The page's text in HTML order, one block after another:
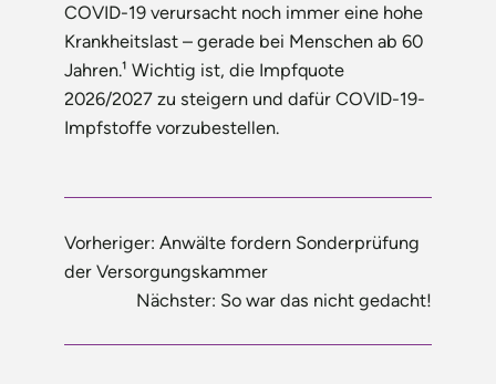
COVID-19 verursacht noch immer eine hohe
Krankheitslast – gerade bei Menschen ab 60
Jahren.¹ Wichtig ist, die Impfquote
2026/2027 zu steigern und dafür COVID-19-
Impfstoffe vorzubestellen.
Vorheriger: Anwälte fordern Sonderprüfung
der Versorgungskammer
Nächster: So war das nicht gedacht!